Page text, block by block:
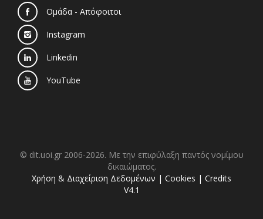
Ομάδα - Απόφοιτοι
Instagram
Linkedin
YouTube
© dit.uoi.gr 2006-2026. Με την επιφύλαξη παντός νομίμου
δικαιώματος.
Χρήση & Διαχείριση Δεδομένων | Cookies | Credits
V4.1